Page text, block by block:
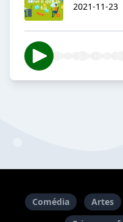
2021-11-23
Comédia Artes